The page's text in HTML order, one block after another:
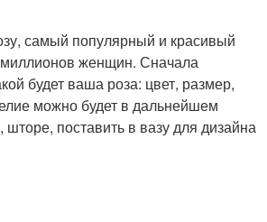
Поделка из природного
материала
самый популярный и красивый
женщин. Сначала
будет ваша роза: цвет, размер,
можно будет в дальнейшем
шторе, поставить в вазу для дизайна